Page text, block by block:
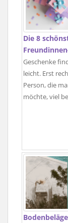
Die 8
Geschenke
leicht. Erst
Person, die
möchte, viel